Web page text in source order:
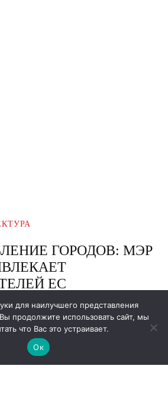
для наилучшего представления
продолжите использовать сайт, мы
что Вас это устраивает.
Ок